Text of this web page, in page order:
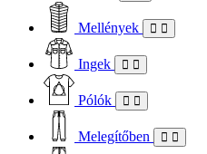
Mellények
Ingek
Pólók
Melegítőben